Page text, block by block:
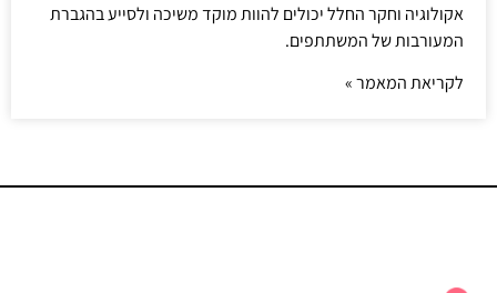
אקולוגיה וחקר החלל יכולים להוות מוקד משיכה ולסייע בהגברת
המעורבות של המשתתפים.
לקריאת המאמר »